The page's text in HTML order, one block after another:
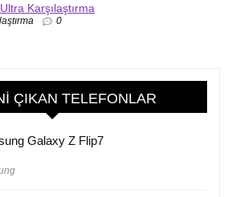
Karşılaştırma
0
ÇIKAN TELEFONLAR
Galaxy Z Flip7